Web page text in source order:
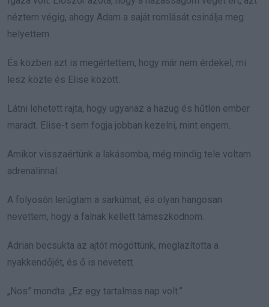
néztem végig, ahogy Adam a saját romlását csinálja meg
helyettem.
És közben azt is megértettem, hogy már nem érdekel, mi
lesz közte és Elise között.
Látni lehetett rajta, hogy ugyanaz a hazug és hűtlen ember
maradt. Elise-t sem fogja jobban kezelni, mint engem.
Amikor visszaértünk a lakásomba, még mindig tele voltam
adrenalinnal.
A folyosón lerúgtam a sarkúmat, és olyan hangosan
nevettem, hogy a falnak kellett támaszkodnom.
Adrian becsukta az ajtót mögöttünk, meglazította a
nyakkendőjét, és ő is nevetett.
„Nos” mondta. „Ez egy tartalmas nap volt.”